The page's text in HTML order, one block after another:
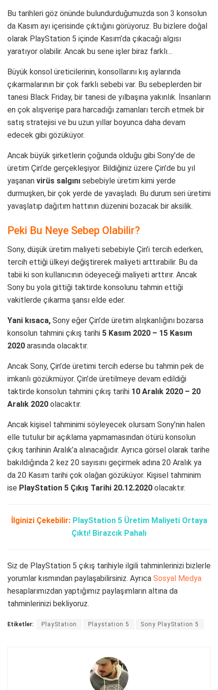
Bu tarihleri göz önünde bulundurduğumuzda son 3 konsolun
da Kasım ayı içerisinde çıktığını görüyoruz. Bu bizlere doğal
olarak PlayStation 5 içinde Kasım’da çıkacağı algısı
yaratıyor olabilir. Ancak bu sene işler biraz farklı…
Büyük konsol üreticilerinin, konsollarını kış aylarında
çıkarmalarının bir çok farklı sebebi var. Bu sebeplerden bir
tanesi Black Friday, bir tanesi de yılbaşına yakınlık. İnsanların
en çok alışverişe para harcadığı zamanları tercih etmek bir
satış stratejisi ve bu uzun yıllar boyunca daha devam
edecek gibi gözüküyor.
Ancak büyük şirketlerin çoğunda olduğu gibi Sony’de de
üretim Çin’de gerçekleşiyor. Bildiğiniz üzere Çin’de bu yıl
yaşanan virüs salgını sebebiyle üretim kimi yerde
durmuşken, bir çok yerde de yavaşladı. Bu durum seri üretimi
yavaşlatıp dağıtım hattının düzenini bozacak bir aksilik.
Peki Bu Neye Sebep Olabilir?
Sony, düşük üretim maliyeti sebebiyle Çin’i tercih ederken,
tercih ettiği ülkeyi değiştirerek maliyeti arttırabilir. Bu da
tabii ki son kullanıcının ödeyeceği maliyeti arttırır. Ancak
Sony bu yola gittiği taktirde konsolunu tahmin ettiği
vakitlerde çıkarma şansı elde eder.
Yani kısaca, Sony eğer Çin’de üretim alışkanlığını bozarsa
konsolun tahmini çıkış tarihi 5 Kasım 2020 – 15 Kasım
2020 arasında olacaktır.
Ancak Sony, Çin’de üretimi tercih ederse bu tahmin pek de
imkanlı gözükmüyor. Çin’de üretilmeye devam edildiği
taktirde konsolun tahmini çıkış tarihi 10 Aralık 2020 – 20
Aralık 2020 olacaktır.
Ancak kişisel tahminimi söyleyecek olursam Sony’nin halen
elle tutulur bir açıklama yapmamasından ötürü konsolun
çıkış tarihinin Aralık’a alınacağıdır. Ayrıca görsel olarak tarihe
bakıldığında 2 kez 20 sayısını geçirmek adına 20 Aralık ya
da 20 Kasım tarihi çok olağan gözüküyor. Kişisel tahminim
ise PlayStation 5 Çıkış Tarihi 20.12.2020 olacaktır.
İlginizi Çekebilir: PlayStation 5 Üretim Maliyeti Ortaya
Çıktı! Birazcık Pahalı
Siz de PlayStation 5 çıkış tarihiyle ilgili tahminlerinizi bizlerle
yorumlar kısmından paylaşabilirsiniz. Ayrıca Sosyal Medya
hesaplarımızdan yaptığımız paylaşımların altına da
tahminlerinizi bekliyoruz.
Etiketler: PlayStation Playstation 5 Sony PlayStation 5